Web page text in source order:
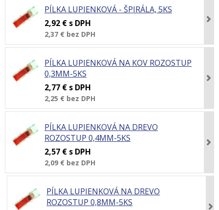
PÍLKA LUPIENKOVÁ - ŠPIRÁLA, 5KS
2,92 € s DPH
2,37 € bez DPH
PÍLKA LUPIENKOVÁ NA KOV ROZOSTUP
0,3MM-5KS
2,77 € s DPH
2,25 € bez DPH
PÍLKA LUPIENKOVÁ NA DREVO
ROZOSTUP 0,4MM-5KS
2,57 € s DPH
2,09 € bez DPH
PÍLKA LUPIENKOVÁ NA DREVO
ROZOSTUP 0,8MM-5KS